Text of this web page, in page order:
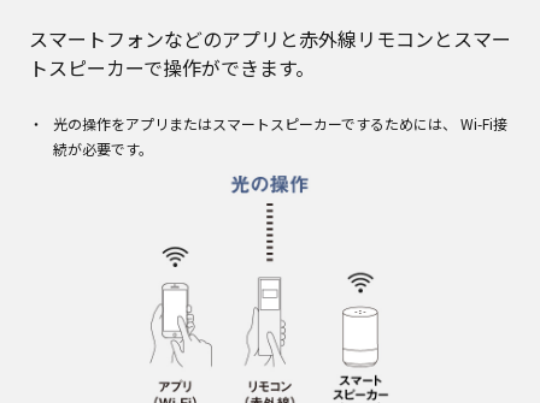
スマートフォンなどのアプリと赤外線リモコンとスマー
トスピーカーで操作ができます。
光の操作をアプリまたはスマートスピーカーでするためには、 Wi-Fi接
続が必要です。